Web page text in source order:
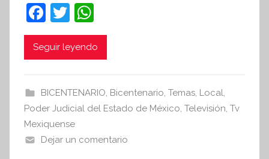
e
s
F
a
c
b
o
o
k
T
w
itt
h
at
A
p
Seguir leyendo
BICENTENARIO Bicentenario Temas, Local
Poder Judicial del Estado de México Televisión Tv
Mexiquense
Dejar un comentario